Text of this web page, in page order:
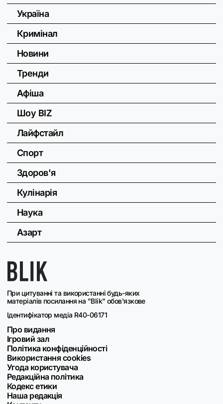
При цитуванні та використанні будь-яких
матеріалів посилання на "Blik" обов'язкове
Ідентифікатор медіа R40-06171
Про видання
Ігровий зал
Політика конфіденційності
Використання cookies
Угода користувача
Редакційна політика
Кодекс етики
Наша редакція
Україна
Кримінал
Новини
Тренди
Афіша
Шоу BIZ
Лайфстайл
Спорт
Здоров'я
Кулінарія
Наука
Азарт